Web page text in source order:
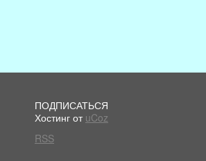
ПОДПИСАТЬСЯ
Хостинг от uCoz
RSS